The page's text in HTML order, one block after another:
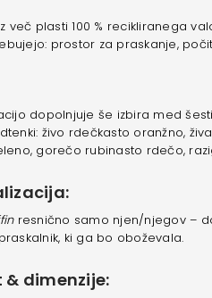
več plasti 100 % recikliranega
prostor za praskanje,
dopolnjuje še izbira med
živo rdečkasto oranžno,
gorečo rubinasto rdečo,
resnično samo njen/njegov –
ki ga bo oboževala.
& dimenzije: